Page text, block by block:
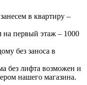
в квартиру –
на первый этаж – 1000
без заноса в
без лифта возможен и
нашего магазина.